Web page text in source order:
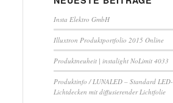
Insta Elektro GmbH
Illuxtron Produktportfolio 2015 Online
Produktneuheit | instalight NoLimit 4033
Produktinfo / LUNALED – Standard LED-
Lichtdecken mit diffusierender Lichtfolie